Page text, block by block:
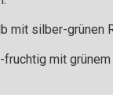
mit silber-grünen
mit